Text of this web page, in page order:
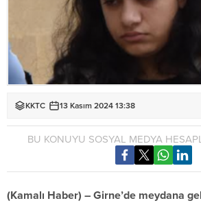
KKTC 13 Kasım 2024 13:38
BU KONUYU SOSYAL MEDYA
(Kamalı Haber) – Girne’de meydana